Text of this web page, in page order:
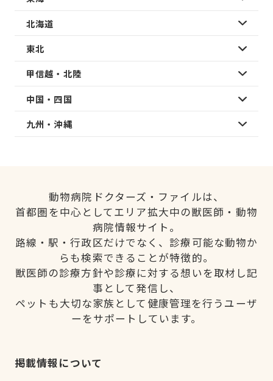
北海道
東北
甲信越・北陸
中国・四国
九州・沖縄
動物病院ドクターズ・ファイルは、
首都圏を中心としてエリア拡大中の獣医師・動物
病院情報サイト。
路線・駅・行政区だけでなく、診療可能な動物か
らも検索できることが特徴的。
獣医師の診療方針や診療に対する想いを取材し記
事として発信し、
ペットも大切な家族として健康管理を行うユーザ
ーをサポートしています。
掲載情報について